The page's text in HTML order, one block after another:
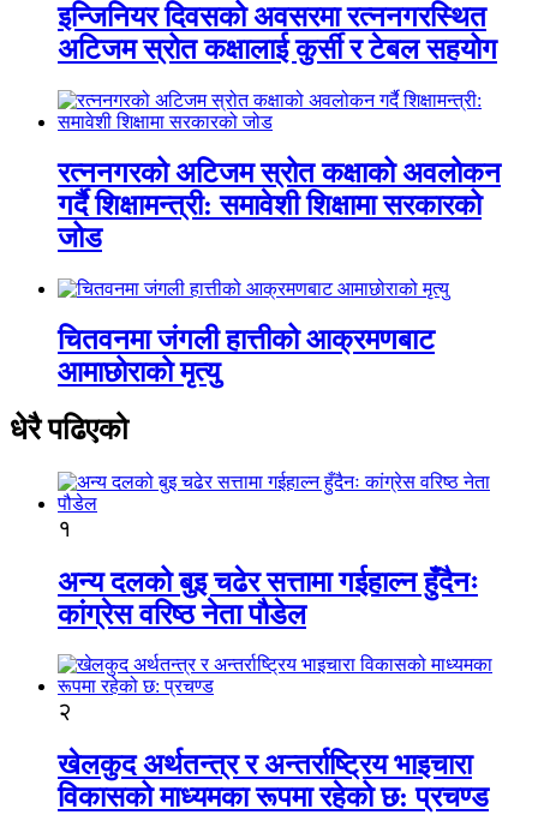
इन्जिनियर दिवसको अवसरमा रत्ननगरस्थित
अटिजम स्रोत कक्षालाई कुर्सी र टेबल सहयोग
रत्ननगरको अटिजम स्रोत कक्षाको अवलोकन
गर्दै शिक्षामन्त्री: समावेशी शिक्षामा सरकारको
जोड
चितवनमा जंगली हात्तीको आक्रमणबाट
आमाछोराको मृत्यु
धेरै पढिएको
१
अन्य दलको बुइ चढेर सत्तामा गईहाल्न हुँदैनः
कांग्रेस वरिष्ठ नेता पौडेल
२
खेलकुद अर्थतन्त्र र अन्तर्राष्ट्रिय भाइचारा
विकासको माध्यमका रूपमा रहेको छ: प्रचण्ड